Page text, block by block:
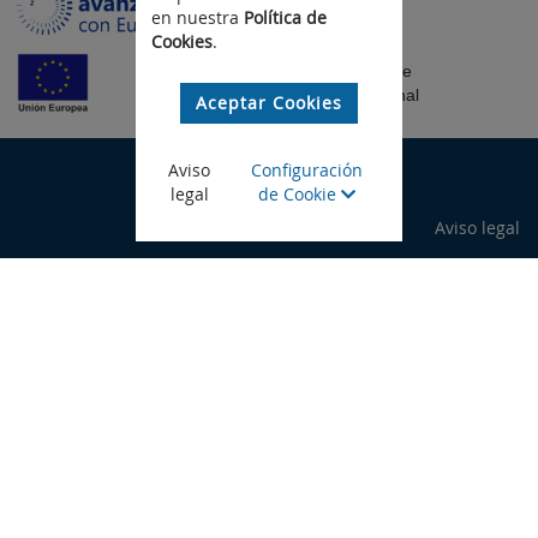
Fondo Europeo de
Desarrollo Regional
© Gobierno de Canarias
Aviso legal
en nuestra Política de
Cookies.
Aceptar Cookies
Aviso
legal
Configuración
de Cookie